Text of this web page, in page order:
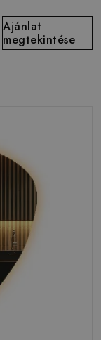
Ajánlat
megtekintése